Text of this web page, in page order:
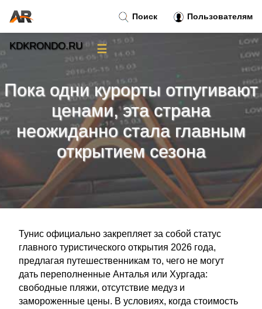
Пока одни курорты отпугивают
ценами, эта страна
неожиданно стала главным
открытием сезона
Тунис официально закрепляет за собой статус
главного туристического открытия 2026 года,
предлагая путешественникам то, чего не могут
дать переполненные Анталья или Хургада:
свободные пляжи, отсутствие медуз и
замороженные цены. В условиях, когда стоимость
Поиск Пользователям
KDKRONDO.RU ☰
Тренды новостей »
Рубрики»
Правила»
Контакт